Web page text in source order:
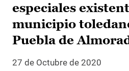
especiales
municipio
Puebla de
27 de Octubre de 2020